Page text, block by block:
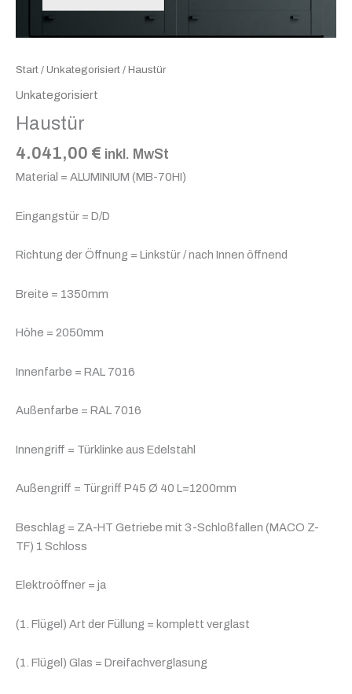
Start / Unkategorisiert / Haustür
Unkategorisiert
Haustür
4.041,00 € inkl. MwSt
Material = ALUMINIUM (MB-70HI)
Eingangstür = D/D
Richtung der Öffnung = Linkstür / nach Innen öffnend
Breite = 1350mm
Höhe = 2050mm
Innenfarbe = RAL 7016
Außenfarbe = RAL 7016
Innengriff = Türklinke aus Edelstahl
Außengriff = Türgriff P45 Ø 40 L=1200mm
Beschlag = ZA-HT Getriebe mit 3-Schloßfallen (MACO Z-
TF) 1 Schloss
Elektroöffner = ja
(1. Flügel) Art der Füllung = komplett verglast
(1. Flügel) Glas = Dreifachverglasung